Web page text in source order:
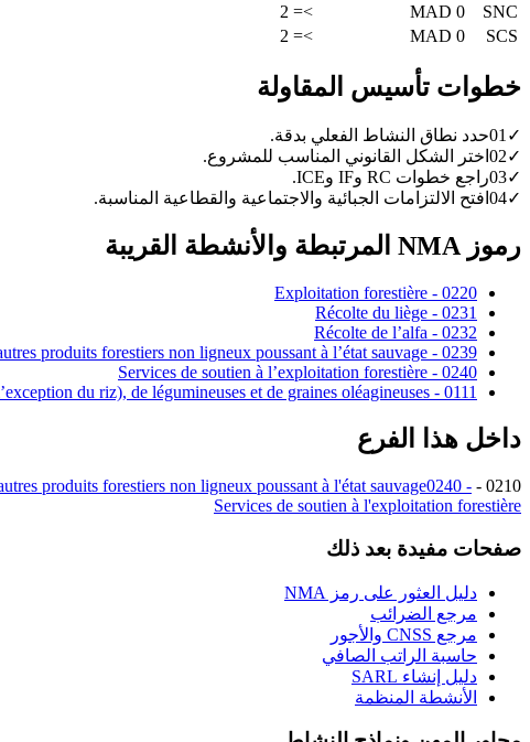
SNC
0 MAD
>= 2
SCS
0 MAD
>= 2
خطوات تأسيس المقاولة
✓
01حدد نطاق النشاط الفعلي بدقة.
✓
02 اختر الشكل القانوني المناسب للمشروع.
✓
03راجع خطوات RC وIF وICE.
✓
04 افتح الالتزامات الجبائية والاجتماعية والقطاعية المناسبة.
رموز NMA المرتبطة والأنشطة القريبة
0220 - Exploitation forestière
0231 - Récolte du liège
0232 - Récolte de l’alfa
0239 - Récolte d’autres produits forestiers non ligneux poussant à l’état sauvage
0240 - Services de soutien à l’exploitation forestière
0111 - Culture de céréales (à l’exception du riz), de légumineuses et de graines oléagineuses
داخل هذا الفرع
0210 - Sylviculture et autres activités forestières
produits forestiers non ligneux poussant à l'état sauvage0240 -
Services de soutien à l'exploitation forestière
صفحات مفيدة بعد ذلك
دليل العثور على رمز NMA
مرجع الضرائب
مرجع CNSS والأجور
حاسبة الراتب الصافي
دليل إنشاء SARL
الأنشطة المنظمة